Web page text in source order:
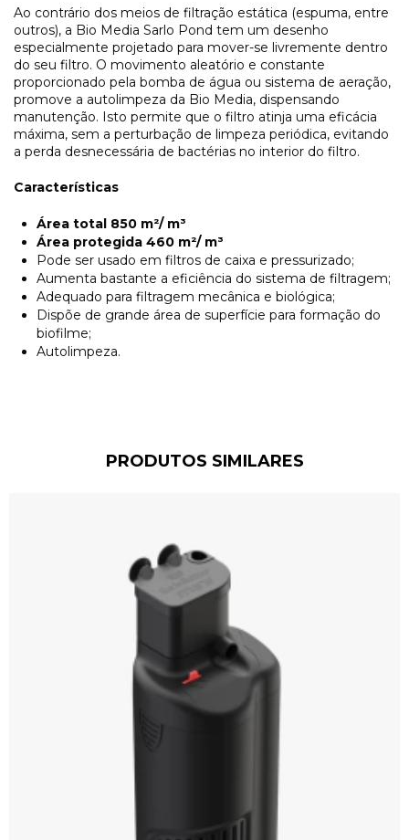
Ao contrário dos meios de filtração estática (espuma, entre
outros), a Bio Media Sarlo Pond tem um desenho
especialmente projetado para mover-se livremente dentro
do seu filtro. O movimento aleatório e constante
proporcionado pela bomba de água ou sistema de aeração,
promove a autolimpeza da Bio Media, dispensando
manutenção. Isto permite que o filtro atinja uma eficácia
máxima, sem a perturbação de limpeza periódica, evitando
a perda desnecessária de bactérias no interior do filtro.
Características
Área total 850 m²/ m³
Área protegida 460 m²/ m³
Pode ser usado em filtros de caixa e pressurizado;
Aumenta bastante a eficiência do sistema de filtragem;
Adequado para filtragem mecânica e biológica;
Dispõe de grande área de superfície para formação do
biofilme;
Autolimpeza.
PRODUTOS SIMILARES